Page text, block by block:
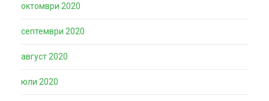
октомври 2020
септември 2020
август 2020
юли 2020